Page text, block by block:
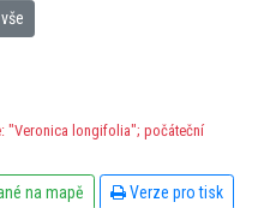
vše
"Veronica longifolia"; počáteční
na mapě Verze pro tisk